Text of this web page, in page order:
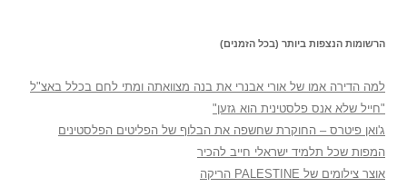
הרשומות הנצפות ביותר (בכל הזמנים)
למה הדירה אמו של אורי אבנרי את בנה מצוואתה ומתי לחם בכלל באצ"ל
"חייל שלא אנס פלסטינית הוא גזען"
ג'ואן פיטרס – החוקרת שחשפה את הבלוף של הפליטים הפלסטינים
המפות שכל תלמיד ישראלי חייב להכיר
אוצר צילומים של PALESTINE הריקה